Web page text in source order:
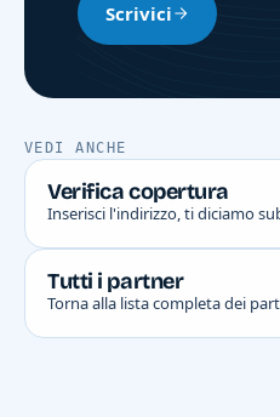
Scrivici
VEDI ANCHE
Verifica copertura
Inserisci l'indirizzo, ti diciamo
Tutti i partner
Torna alla lista completa dei